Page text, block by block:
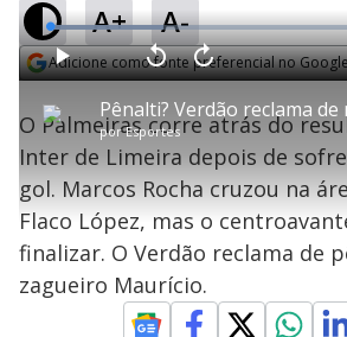
A+ A-
Adicione como fonte preferencial no
P
l
a
porEsportes
P V
l
a
r
1
e
g
n
d
s
A
n
ç
a
r
1
s
e
u
n
o
s
L
o
a
d
e
:
3
0
.
5
8
O Palmeiras corre atrás do
Inter de Limeira depois de
gol. Marcos Rocha cruzou na
Flaco López, mas o
finalizar. O Verdão reclama de
zagueiro Maurício.